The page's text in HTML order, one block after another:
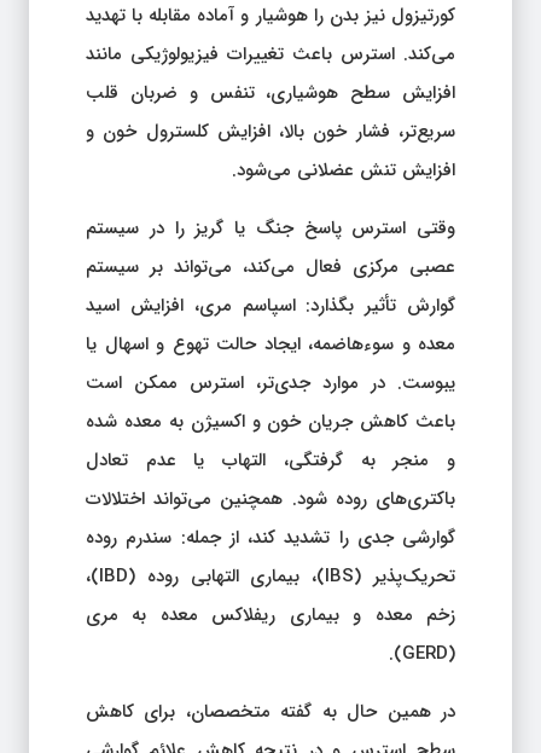
کورتیزول نیز بدن را هوشیار و آماده مقابله با تهدید
می‌کند. استرس باعث تغییرات فیزیولوژیکی مانند
افزایش سطح هوشیاری، تنفس و ضربان قلب
سریع‌تر، فشار خون بالا، افزایش کلسترول خون و
افزایش تنش عضلانی می‌شود.
وقتی استرس پاسخ جنگ یا گریز را در سیستم
عصبی ‌مرکزی فعال می‌کند، می‌تواند بر سیستم
گوارش تأثیر بگذارد: اسپاسم مری، افزایش اسید
معده و سوء‌هاضمه، ایجاد حالت تهوع و اسهال یا
یبوست. در موارد جدی‌تر، استرس ممکن است
باعث کاهش جریان خون و اکسیژن به معده شده
و منجر به گرفتگی، التهاب یا عدم تعادل
باکتری‌های روده شود. همچنین می‌تواند اختلالات
گوارشی جدی را تشدید کند، از جمله: سندرم روده
تحریک‌پذیر (IBS)، بیماری التهابی روده (IBD)،
زخم معده و بیماری ریفلاکس معده به مری
(GERD).
در همین حال به گفته متخصصان، برای کاهش